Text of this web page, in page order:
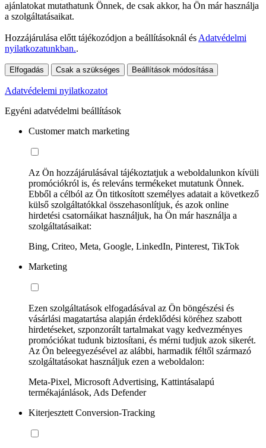
ajánlatokat mutathatunk Önnek, de csak akkor, ha Ön már használja
a szolgáltatásaikat.
Hozzájárulása előtt tájékozódjon a beállításoknál és Adatvédelmi
nyilatkozatunkban..
Elfogadás Csak a szükséges Beállítások módosítása
Adatvédelemi nyilatkozatot
Egyéni adatvédelmi beállítások
Customer match marketing
Az Ön hozzájárulásával tájékoztatjuk a weboldalunkon kívüli
promóciókról is, és releváns termékeket mutatunk Önnek.
Ebből a célból az Ön titkosított személyes adatait a következő
külső szolgáltatókkal összehasonlítjuk, és azok online
hirdetési csatornáikat használjuk, ha Ön már használja a
szolgáltatásaikat:
Bing, Criteo, Meta, Google, LinkedIn, Pinterest, TikTok
Marketing
Ezen szolgáltatások elfogadásával az Ön böngészési és
vásárlási magatartása alapján érdeklődési köréhez szabott
hirdetéseket, szponzorált tartalmakat vagy kedvezményes
promóciókat tudunk biztosítani, és mérni tudjuk azok sikerét.
Az Ön beleegyezésével az alábbi, harmadik féltől származó
szolgáltatásokat használjuk ezen a weboldalon:
Meta-Pixel, Microsoft Advertising, Kattintásalapú
termékajánlások, Ads Defender
Kiterjesztett Conversion-Tracking